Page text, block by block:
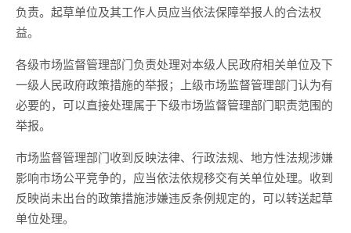
负责。起草单位及其工作人员应当依法保障举报人的合法权
益。
各级市场监督管理部门负责处理对本级人民政府相关单位及下
一级人民政府政策措施的举报；上级市场监督管理部门认为有
必要的，可以直接处理属于下级市场监督管理部门职责范围的
举报。
市场监督管理部门收到反映法律、行政法规、地方性法规涉嫌
影响市场公平竞争的，应当依法依规移交有关单位处理。收到
反映尚未出台的政策措施涉嫌违反条例规定的，可以转送起草
单位处理。